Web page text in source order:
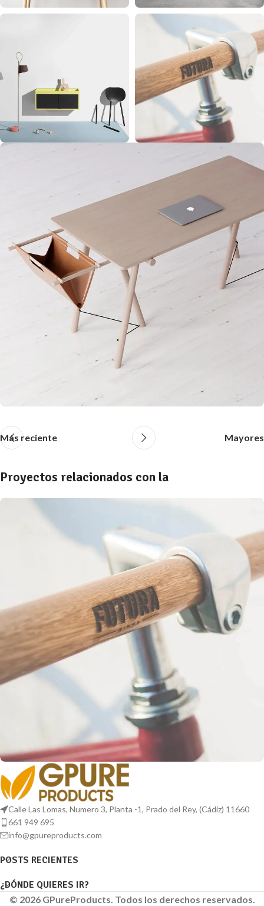
Más reciente Mayores
Proyectos relacionados con la
Furniture
Netus eu mollis hac dignis
Calle Las Lomas, Numero 3, Planta -1, Prado del Rey, (Cádiz) 11660
661 949 695
info@gpureproducts.com
POSTS RECIENTES
¿DÓNDE QUIERES IR?
© 2026 GPureProducts. Todos los derechos reservados.